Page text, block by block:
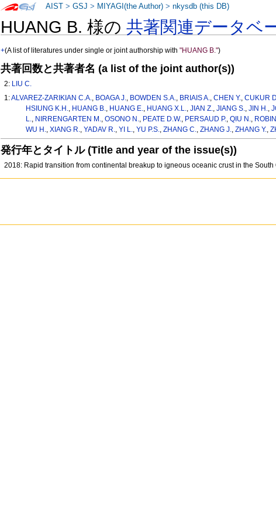
HUANG B. 様の共著関連データベ
+(A list of literatures under single or joint authorship with"HUANG B.")
共著回数と共著者名 (a list of the joint author(s))
2: LIU C.
1:ALVAREZ-ZARIKIAN C.A., BOAGA J., BOWDEN S.A., BRIAIS A.,CHEN Y.,CUKUR
HSIUNG K.H., HUANG B., HUANG E., HUANG X.L., JIAN Z., JIANG S., JIN H.,
L., NIRRENGARTEN M., OSONO N., PEATE D.W., PERSAUD P., QIU N.,
WU H., XIANG R., YADAV R., YI L., YU P.S., ZHANG C., ZHANG J., ZHANG Y.,
発行年とタイトル (Title and year of the issue(s))
2018: Rapid transition from continental breakup to igneous oceanic crust in the South
AIST >GSJ > MIYAGI(the Author) >nkysdb (this DB)